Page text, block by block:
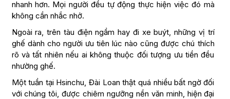
nhanh hơn. Mọi người đều tự động thực hiện việc đó mà
không cần nhắc nhở.
Ngoài ra, trên tàu điện ngầm hay đi xe buýt, những vị trí
ghế dành cho người ưu tiên lúc nào cũng được chú thích
rõ và tất nhiên nếu ai không thuộc đối tượng ưu tiền đều
nhường ghế.
Một tuần tại Hsinchu, Đài Loan thật quá nhiều bất ngờ đối
với chúng tôi, được chiêm ngưỡng nền văn minh, hiện đại